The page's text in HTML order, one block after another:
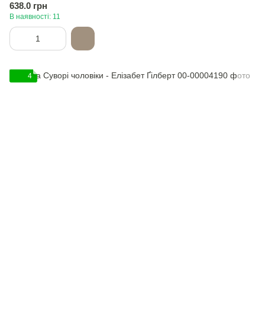
638.0 грн
В наявності: 11
4